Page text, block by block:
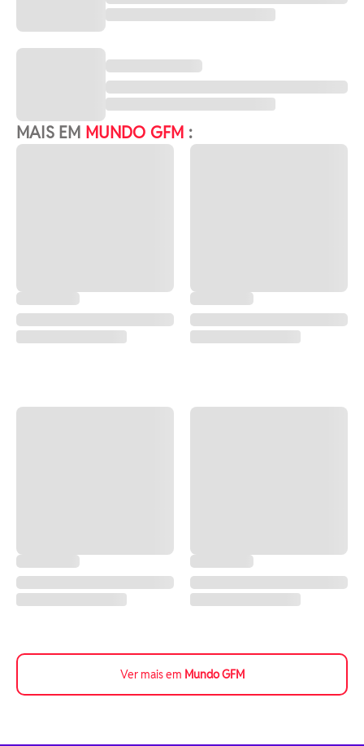
MAIS EM MUNDO GFM :
Ver mais em Mundo GFM